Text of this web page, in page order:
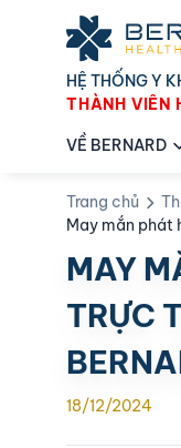
HỆ THỐNG Y
THÀNH VIÊN
VỀ BERNARD
Trang chủ
May mắn phát
MAY
TRỰC
18/12/2024